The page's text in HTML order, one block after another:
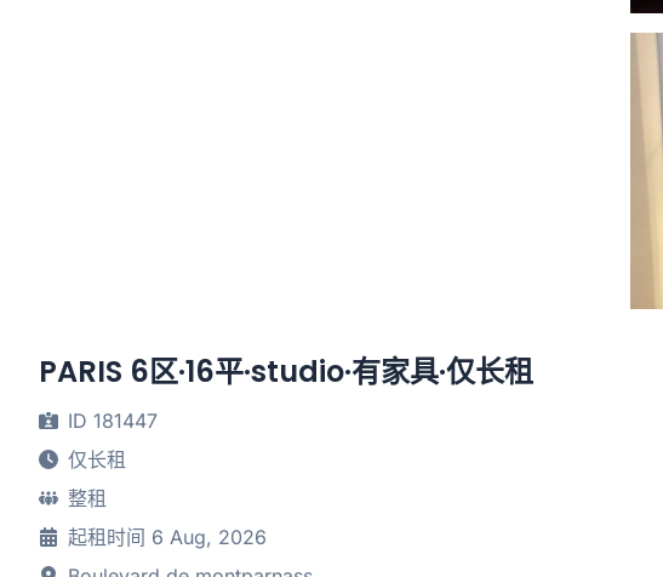
PARIS 6区·16平·studio·有家具·仅长租
ID 181447
仅长租
整租
起租时间 6 Aug, 2026